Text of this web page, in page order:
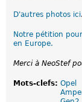
D'autres photos ici.
Notre pétition
en Europe.
Merci à NeoStef
Mots-clefs: Opel